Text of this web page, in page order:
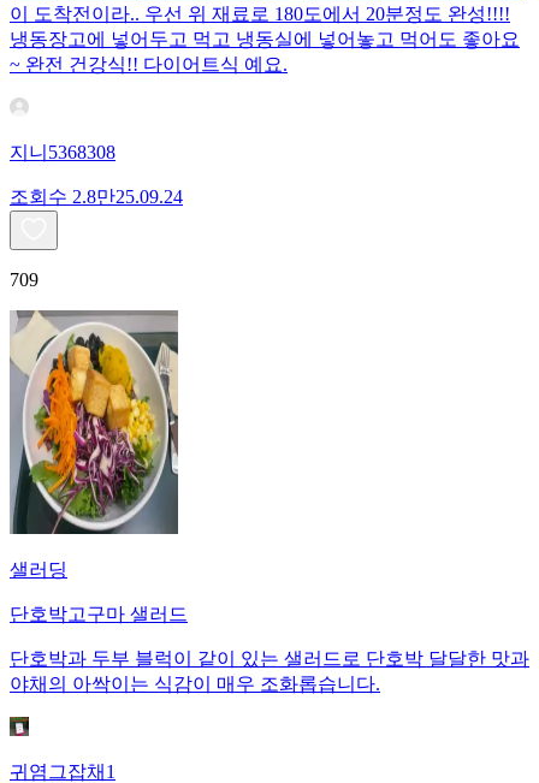
이 도착전이라.. 우선 위 재료로 180도에서 20분정도 완성!!!!
냉동장고에 넣어두고 먹고 냉동실에 넣어놓고 먹어도 좋아요
~ 완전 건강식!! 다이어트식 예요.
지니5368308
조회수 2.8만25.09.24
709
샐러딩
단호박고구마 샐러드
단호박과 두부 블럭이 같이 있는 샐러드로 단호박 달달한 맛과
야채의 아싹이는 식감이 매우 조화롭습니다.
귀염그잡채1